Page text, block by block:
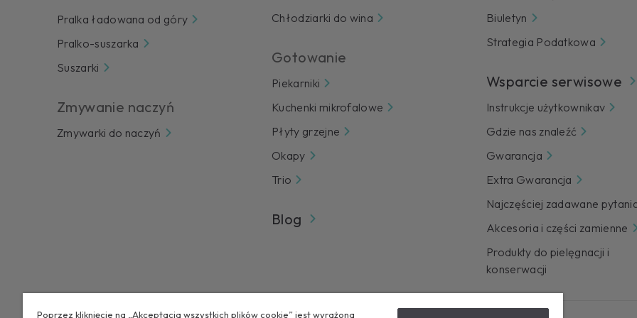
Pralka ładowana od góry
Pralko-suszarka
Suszarki
Zmywanie naczyń
Zmywarki do naczyń
Chłodziarki do wina
Gotowanie
Piekarniki
Kuchenki mikrofalowe
Płyty grzejne
Okapy
Trio
Blog
Biuletyn
Strategia Podatkowa
Wsparcie serwisowe
Instrukcje użytkownikav
Gdzie nas znaleźć
Gwarancja
Extra Gwarancja
Najczęściej zadawane
Akcesoria i części zamienne
Produkty do pielęgnacji i
konserwacji
Poprzez kliknięcie na „Akceptacja wszystkich plików cookie” jest wyrażona